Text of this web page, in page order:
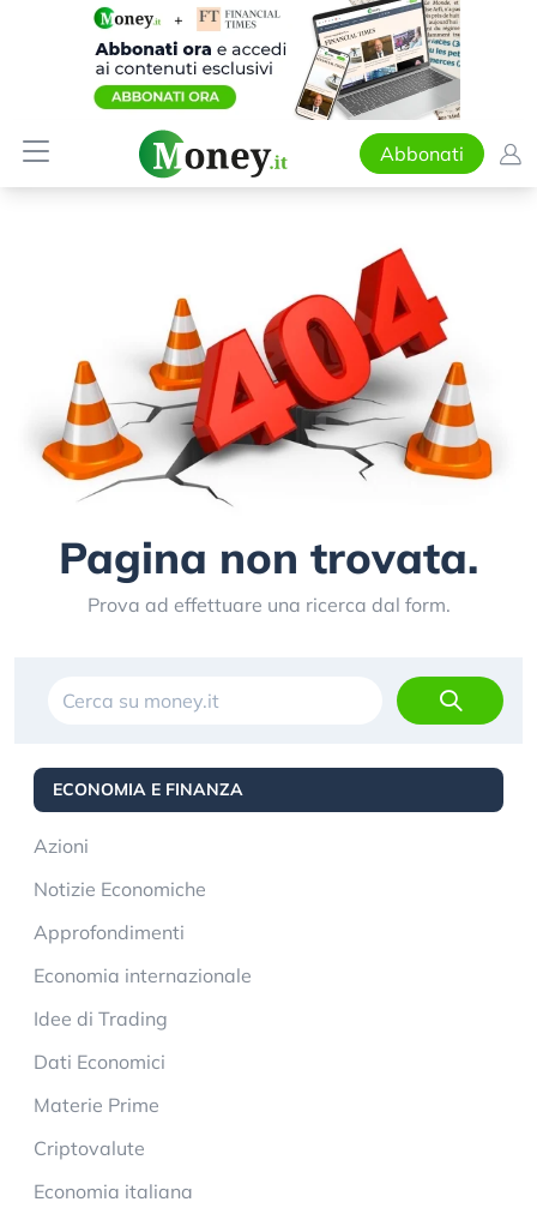
Abbonati
Pagina non trovata.
Prova ad effettuare una ricerca dal form.
ECONOMIA E FINANZA
Azioni
Notizie Economiche
Approfondimenti
Economia internazionale
Idee di Trading
Dati Economici
Materie Prime
Criptovalute
Economia italiana